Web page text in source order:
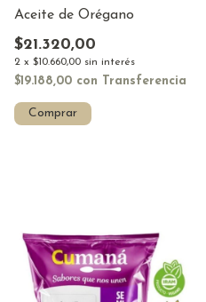
Aceite de Orégano
$21.320,00
2 x $10.660,00 sin interés
$19.188,00 con Transferencia
Comprar